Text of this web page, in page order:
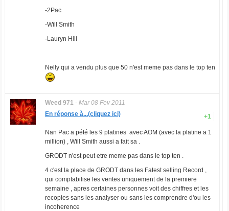
-2Pac
-Will Smith
-Lauryn Hill
Nelly qui a vendu plus que 50 n'est meme pas dans le top ten
Weed 971- Mar 08 Fev 2011
+1
En réponse à...(cliquez ici)
Nan Pac a pété les 9 platines avec AOM (avec la platine a 1
million) , Will Smith aussi a fait sa .
GRODT n'est peut etre meme pas dans le top ten .
4 c'est la place de GRODT dans les Fatest selling Record ,
qui comptabilise les ventes uniquement de la premiere
semaine , apres certaines personnes voit des chiffres et les
recopies sans les analyser ou sans les comprendre d'ou les
incoherence